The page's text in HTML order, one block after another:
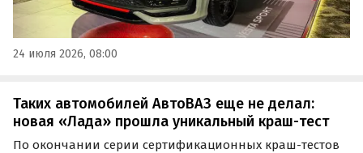
24 июля 2026, 08:00
Таких автомобилей АвтоВАЗ еще не делал:
новая «Лада» прошла уникальный краш-тест
По окончании серии сертификационных краш-тестов